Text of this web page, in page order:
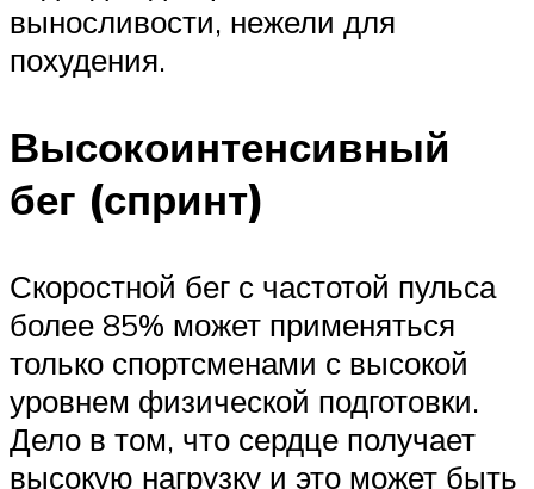
выносливости, нежели для
похудения.
Высокоинтенсивный
бег (спринт)
Скоростной бег с частотой пульса
более 85% может применяться
только спортсменами с высокой
уровнем физической подготовки.
Дело в том, что сердце получает
высокую нагрузку и это может быть